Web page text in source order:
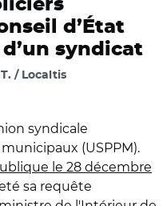
d’État
syndicat
/ Localtis
syndicale
(USPPM).
le 28 décembre
sa requête